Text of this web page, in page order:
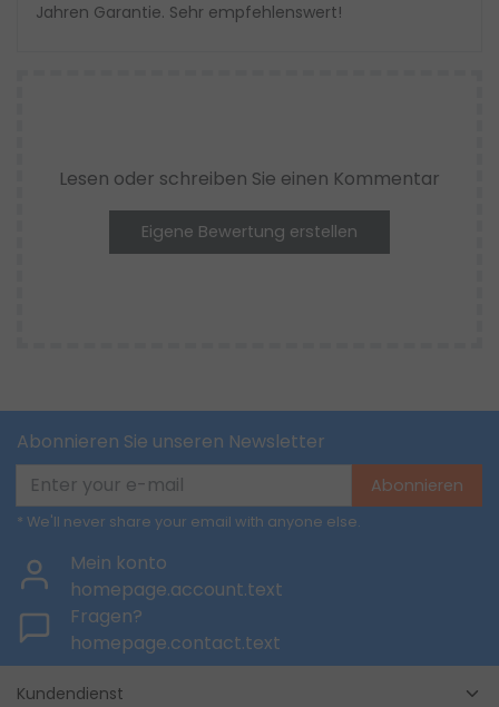
Jahren Garantie. Sehr empfehlenswert!
Lesen oder schreiben Sie einen Kommentar
Eigene Bewertung erstellen
Abonnieren Sie unseren Newsletter
Abonnieren
* We'll never share your email with anyone else.
Mein konto
homepage.account.text
Fragen?
homepage.contact.text
Kundendienst